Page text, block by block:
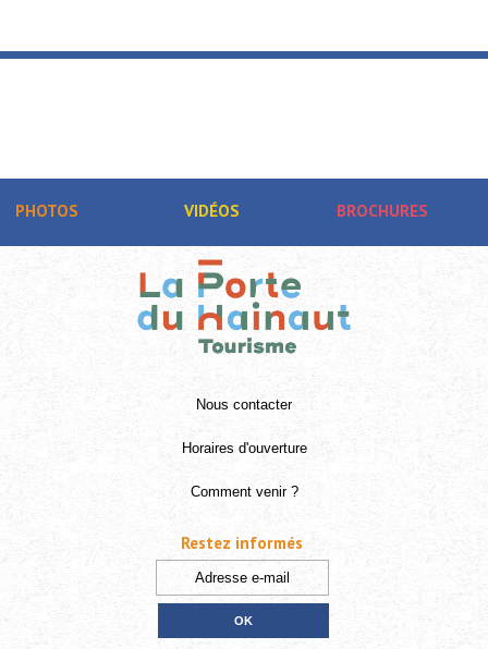
PHOTOS VIDÉOS BROCHURES
Nous contacter
Horaires d'ouverture
Comment venir ?
Restez informés